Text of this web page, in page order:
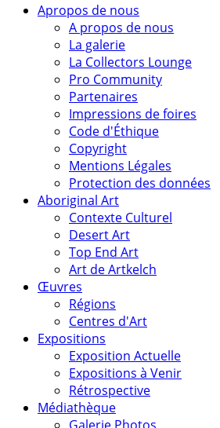
Apropos de nous
A propos de nous
La galerie
La Collectors Lounge
Pro Community
Partenaires
Impressions de foires
Code d'Éthique
Copyright
Mentions Légales
Protection des données
Aboriginal Art
Contexte Culturel
Desert Art
Top End Art
Art de Artkelch
Œuvres
Régions
Centres d'Art
Expositions
Exposition Actuelle
Expositions à Venir
Rétrospective
Médiathèque
Galerie Photos